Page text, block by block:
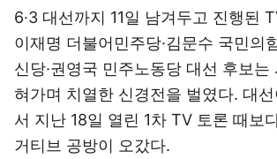
6·3 대선까지 11일 남겨두고 진행된
이재명 더불어민주당·김문수 국민의
신당·권영국 민주노동당 대선 후보는
혀가며 치열한 신경전을 벌였다. 대
서 지난 18일 열린 1차 TV 토론 때보
거티브 공방이 오갔다.